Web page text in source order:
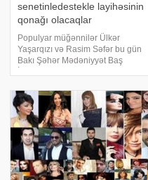
senetinledestekle layihəsinin
qonağı olacaqlar
Populyar müğənnilər Ülkər
Yaşarqızı və Rasim Səfər bu gün
Bakı Şəhər Mədəniyyət Baş
ruhiyyə bəxş edəcəklər. İdarədən
-a bildirilib ki, sözlü-nəğməli
axşamda populya